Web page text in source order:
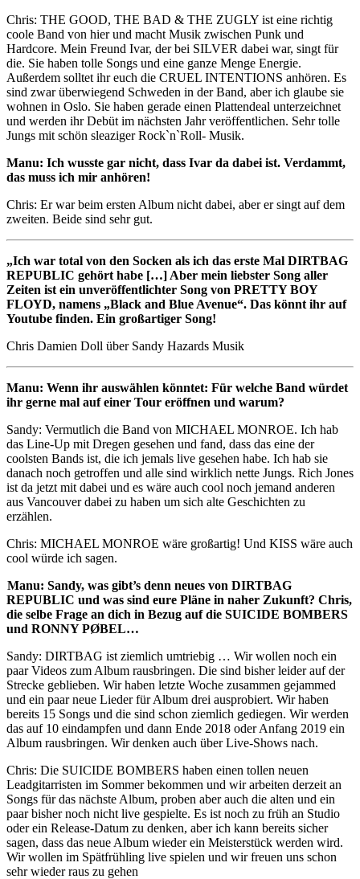
Chris: THE GOOD, THE BAD & THE ZUGLY ist eine richtig
coole Band von hier und macht Musik zwischen Punk und
Hardcore. Mein Freund Ivar, der bei SILVER dabei war, singt für
die. Sie haben tolle Songs und eine ganze Menge Energie.
Außerdem solltet ihr euch die CRUEL INTENTIONS anhören. Es
sind zwar überwiegend Schweden in der Band, aber ich glaube sie
wohnen in Oslo. Sie haben gerade einen Plattendeal unterzeichnet
und werden ihr Debüt im nächsten Jahr veröffentlichen. Sehr tolle
Jungs mit schön sleaziger Rock`n`Roll- Musik.
Manu: Ich wusste gar nicht, dass Ivar da dabei ist. Verdammt,
das muss ich mir anhören!
Chris: Er war beim ersten Album nicht dabei, aber er singt auf dem
zweiten. Beide sind sehr gut.
„Ich war total von den Socken als ich das erste Mal DIRTBAG
REPUBLIC gehört habe […] Aber mein liebster Song aller
Zeiten ist ein unveröffentlichter Song von PRETTY BOY
FLOYD, namens „Black and Blue Avenue“. Das könnt ihr auf
Youtube finden. Ein großartiger Song!
Chris Damien Doll über Sandy Hazards Musik
Manu: Wenn ihr auswählen könntet: Für welche Band würdet
ihr gerne mal auf einer Tour eröffnen und warum?
Sandy: Vermutlich die Band von MICHAEL MONROE. Ich hab
das Line-Up mit Dregen gesehen und fand, dass das eine der
coolsten Bands ist, die ich jemals live gesehen habe. Ich hab sie
danach noch getroffen und alle sind wirklich nette Jungs. Rich Jones
ist da jetzt mit dabei und es wäre auch cool noch jemand anderen
aus Vancouver dabei zu haben um sich alte Geschichten zu
erzählen.
Chris: MICHAEL MONROE wäre großartig! Und KISS wäre auch
cool würde ich sagen.
Manu: Sandy, was gibt’s denn neues von DIRTBAG
REPUBLIC und was sind eure Pläne in naher Zukunft? Chris,
die selbe Frage an dich in Bezug auf die SUICIDE BOMBERS
und RONNY PØBEL…
Sandy: DIRTBAG ist ziemlich umtriebig … Wir wollen noch ein
paar Videos zum Album rausbringen. Die sind bisher leider auf der
Strecke geblieben. Wir haben letzte Woche zusammen gejammed
und ein paar neue Lieder für Album drei ausprobiert. Wir haben
bereits 15 Songs und die sind schon ziemlich gediegen. Wir werden
das auf 10 eindampfen und dann Ende 2018 oder Anfang 2019 ein
Album rausbringen. Wir denken auch über Live-Shows nach.
Chris: Die SUICIDE BOMBERS haben einen tollen neuen
Leadgitarristen im Sommer bekommen und wir arbeiten derzeit an
Songs für das nächste Album, proben aber auch die alten und ein
paar bisher noch nicht live gespielte. Es ist noch zu früh an Studio
oder ein Release-Datum zu denken, aber ich kann bereits sicher
sagen, dass das neue Album wieder ein Meisterstück werden wird.
Wir wollen im Spätfrühling live spielen und wir freuen uns schon
sehr wieder raus zu gehen